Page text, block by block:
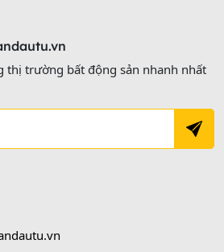
thị trường bất động sản nhanh nhất